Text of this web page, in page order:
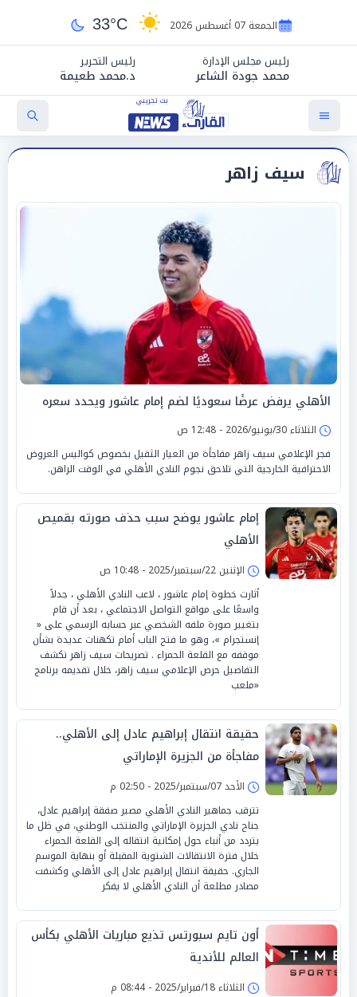
الجمعة 07 أغسطس 2026 33°C
رئيس مجلس الإدارة
محمد جودة الشاعر
رئيس التحرير
د.محمد طعيمة
سيف زاهر
الأهلي يرفض عرضًا سعوديًا لضم إمام عاشور ويحدد سعره
الثلاثاء 30/يونيو/2026 - 12:48 ص
فجر الإعلامي سيف زاهر مفاجأة من العيار الثقيل بخصوص كواليس العروض
الاحترافية الخارجية التي تلاحق نجوم النادي الأهلي في الوقت الراهن.
إمام عاشور يوضح سبب حذف صورته بقميص
الأهلي
الإثنين 22/سبتمبر/2025 - 10:48 ص
أثارت خطوة إمام عاشور ، لاعب النادي الأهلي ، جدلاً
واسعًا على مواقع التواصل الاجتماعي ، بعد أن قام
بتغيير صورة ملفه الشخصي عبر حسابه الرسمي على «
إنستجرام »، وهو ما فتح الباب أمام تكهنات عديدة بشأن
موقفه مع القلعة الحمراء . تصريحات سيف زاهر تكشف
التفاصيل حرص الإعلامي سيف زاهر، خلال تقديمه برنامج
«ملعب
حقيقة انتقال إبراهيم عادل إلى الأهلي..
مفاجأة من الجزيرة الإماراتي
الأحد 07/سبتمبر/2025 - 02:50 م
تترقب جماهير النادي الأهلي مصير صفقة إبراهيم عادل،
جناح نادي الجزيرة الإماراتي والمنتخب الوطني، في ظل ما
يتردد من أنباء حول إمكانية انتقاله إلى القلعة الحمراء
خلال فترة الانتقالات الشتوية المقبلة أو بنهاية الموسم
الجاري. حقيقة انتقال إبراهيم عادل إلى الأهلي وكشفت
مصادر مطلعة أن النادي الأهلي لا يفكر
أون تايم سبورتس تذيع مباريات الأهلي بكأس
العالم للأندية
الثلاثاء 18/فبراير/2025 - 08:44 م